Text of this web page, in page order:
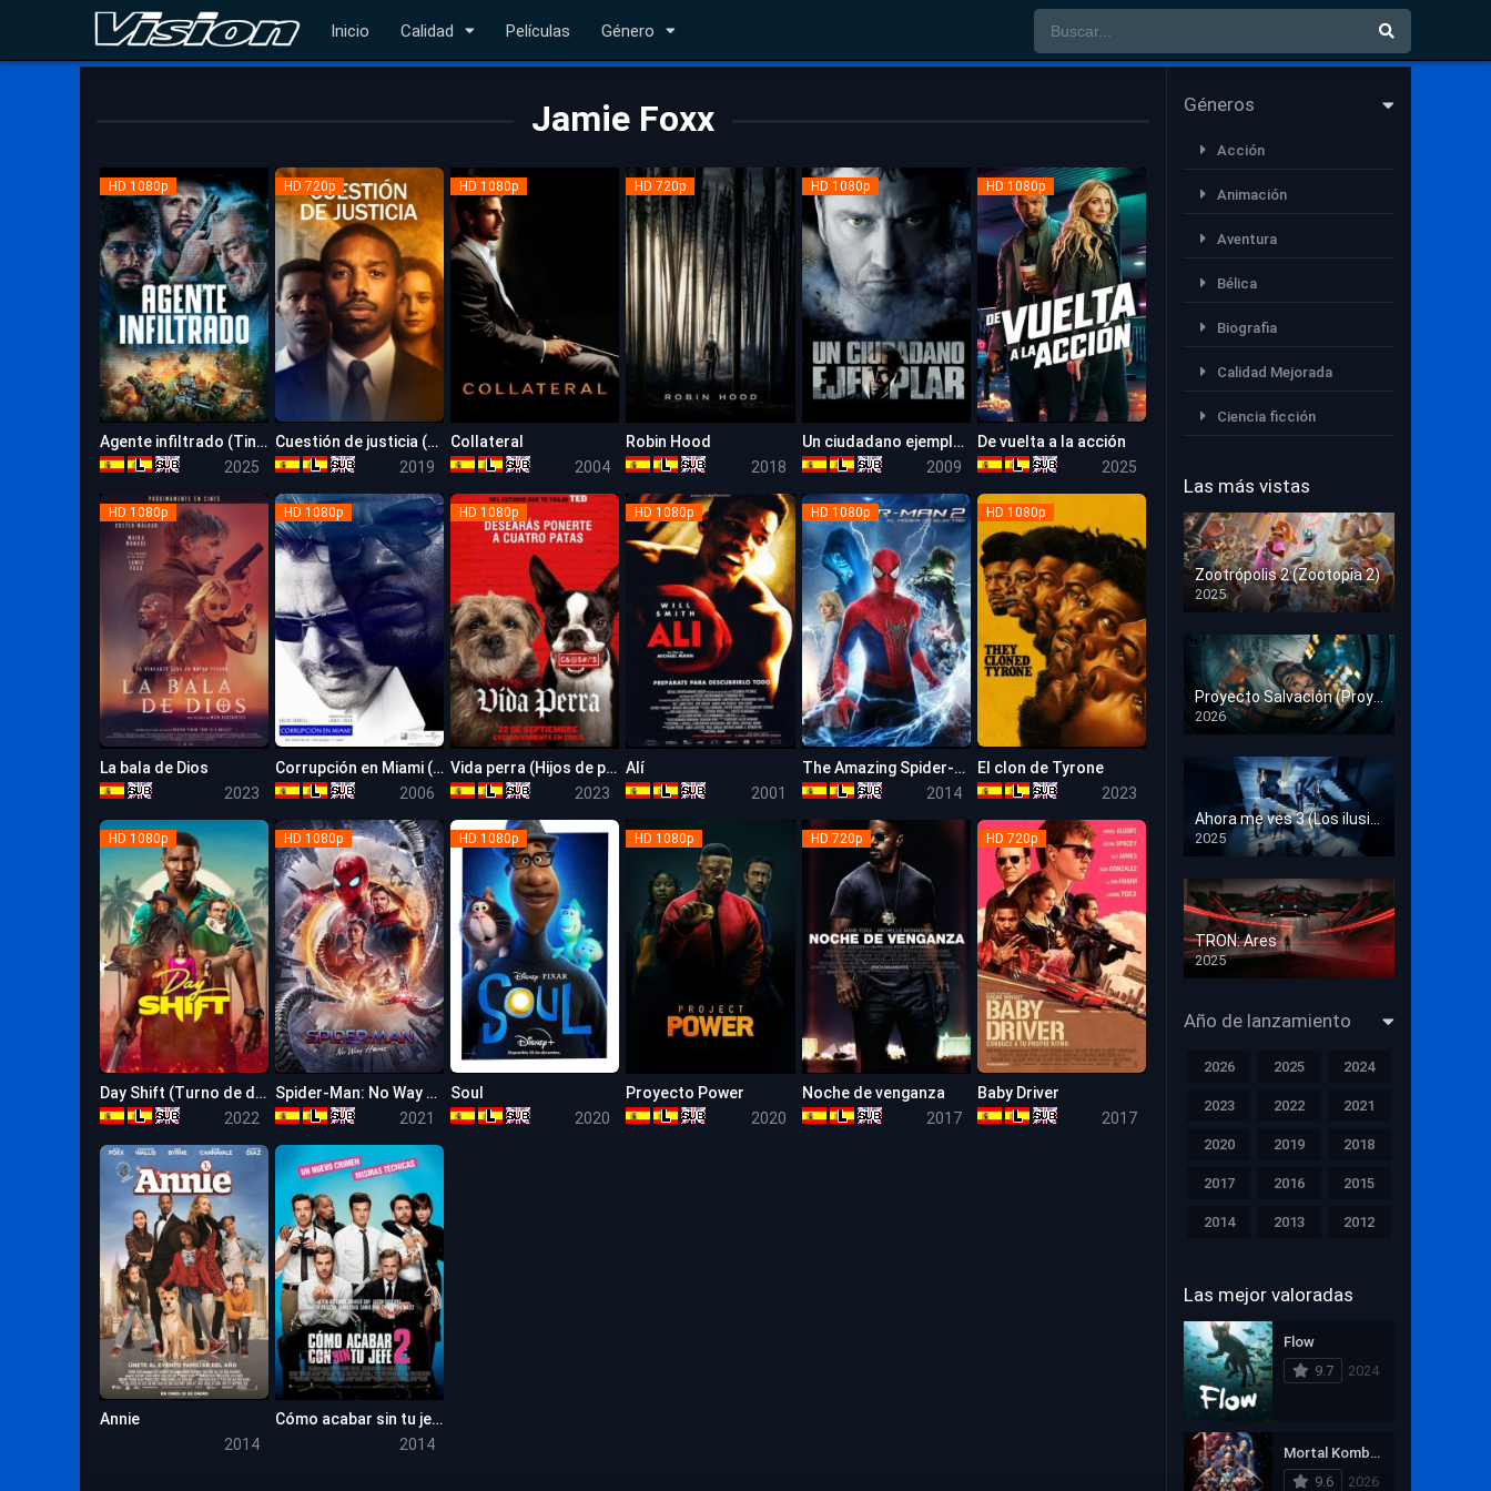
Inicio Calidad Películas Género
Jamie Foxx
HD 1080p
Agente infiltrado (Tin Soldier)
2025
7.5
HD 720p
Cuestión de justicia (Just Mercy)
2019
HD 1080p
Collateral
2004
HD 720p
Robin Hood
2018
7.4
HD 1080p
Un ciudadano ejemplar (El vengador)
2009
HD 1080p
De vuelta a la acción
2025
HD 1080p
La bala de Dios
2023
6.1
HD 1080p
Corrupción en Miami (Miami Vice)
2006
6.3
HD 1080p
Vida perra (Hijos de perra)
2023
HD 1080p
Alí
2001
HD 1080p
The Amazing Spider-Man 2: El poder de Electro
2014
HD 1080p
El clon de Tyrone
2023
HD 1080p
Day Shift (Turno de día)
2022
7.2
HD 1080p
Spider-Man: No Way Home
2021
HD 1080p
Soul
2020
HD 1080p
Proyecto Power
2020
HD 720p
Noche de venganza
2017
HD 720p
Baby Driver
2017
Annie
2014
Cómo acabar sin tu jefe 2
2014
Géneros
Acción
Animación
Aventura
Bélica
Biografia
Calidad Mejorada
Ciencia ficción
Deporte
Documental
Drama
Estrénos en Cine
Familia
Familiar
Fantasía
Guerra
Historia
Misterio
Principal
Romance
Suspense
Suspenso
Terror
Western
Las más vistas
Zootrópolis 2 (Zootopia 2)
2025
HD 1080p
2026
HD 1080p
2025
HD 1080p
TRON: Ares
2025
HD 1080p
Año de lanzamiento
2026 2025 2024
2023 2022 2021
2020 2019 2018
2017 2016 2015
2014 2013 2012
2008 2007 2006
2005 2004
2002 2001 2000
1999
1996 1995 1994
Las mejor valoradas
Flow
9.7
2024
Mortal Kombat II
9.6
2026